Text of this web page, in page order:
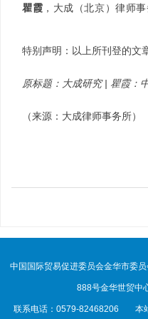
瞿霞 ，大成（北京）律师
特别声明： 以上所刊登的文
原标题：大成研究 | 瞿霞：
（来源：大成律师事务所）
中国国际贸易促进委员会金华市委
888号金华世贸中
联系电话：0579-82468206 本